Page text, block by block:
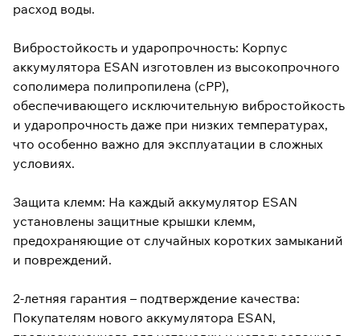
расход воды.
Вибростойкость и ударопрочность: Корпус
аккумулятора ESAN изготовлен из высокопрочного
сополимера полипропилена (cPP),
обеспечивающего исключительную вибростойкость
и ударопрочность даже при низких температурах,
что особенно важно для эксплуатации в сложных
условиях.
Защита клемм: На каждый аккумулятор ESAN
установлены защитные крышки клемм,
предохраняющие от случайных коротких замыканий
и повреждений.
2-летняя гарантия – подтверждение качества:
Покупателям нового аккумулятора ESAN,